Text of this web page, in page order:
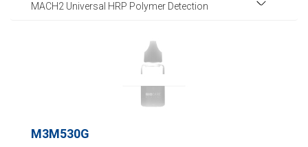
MACH2 Universal HRP Polymer Detection
M3M530G